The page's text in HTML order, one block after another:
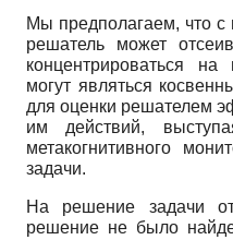
Мы предполагаем, что
решатель может
концентрироваться
могут являться
для оценки решателем
им действий,
метакогнитивного
задачи.
На решение задачи
решение не было